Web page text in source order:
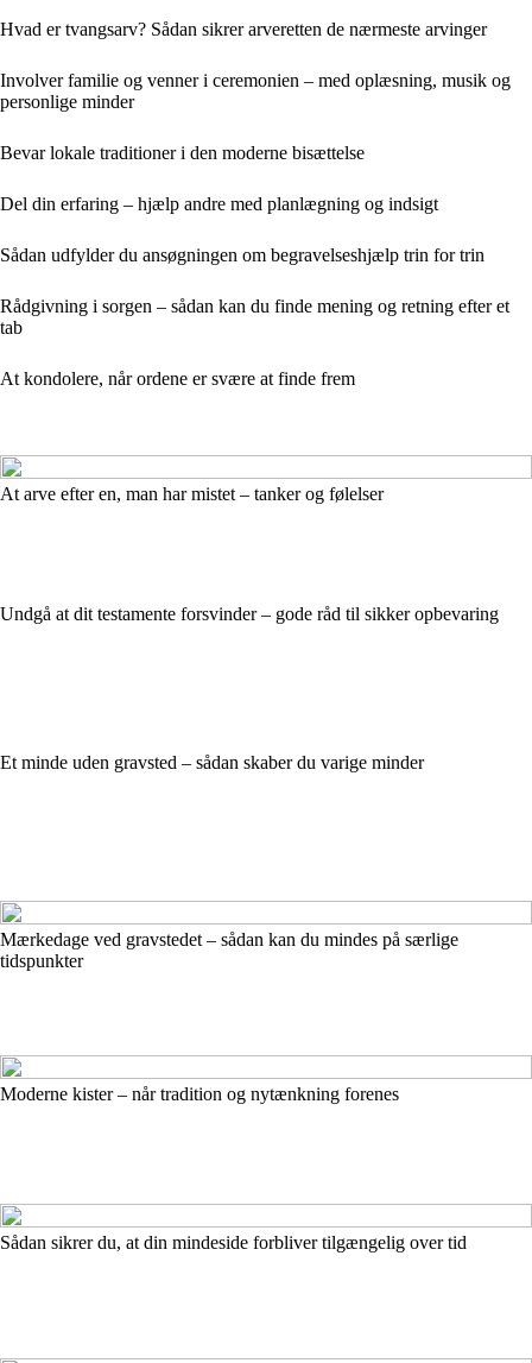
Hvad er tvangsarv? Sådan sikrer arveretten de nærmeste arvinger
Involver familie og venner i ceremonien – med oplæsning, musik og
personlige minder
Bevar lokale traditioner i den moderne bisættelse
Del din erfaring – hjælp andre med planlægning og indsigt
Sådan udfylder du ansøgningen om begravelseshjælp trin for trin
Rådgivning i sorgen – sådan kan du finde mening og retning efter et
tab
At kondolere, når ordene er svære at finde frem
At arve efter en, man har mistet – tanker og følelser
Undgå at dit testamente forsvinder – gode råd til sikker opbevaring
Et minde uden gravsted – sådan skaber du varige minder
Mærkedage ved gravstedet – sådan kan du mindes på særlige
tidspunkter
Moderne kister – når tradition og nytænkning forenes
Sådan sikrer du, at din mindeside forbliver tilgængelig over tid